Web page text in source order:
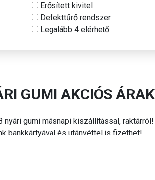
Erősített kivitel
Defekttűrő rendszer
Legalább 4 elérhető
GUMI AKCIÓS ÁRAK
nyári gumi másnapi kiszállítással, raktárról!
bankkártyával és utánvéttel is fizethet!